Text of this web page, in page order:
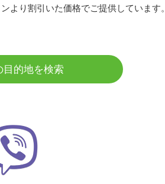
より割引いた価格でご提供しています。
目的地を検索